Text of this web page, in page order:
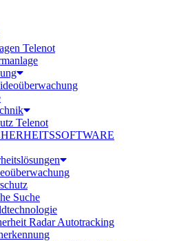
Telenot
Telenot
Suche
Radar Autotracking​